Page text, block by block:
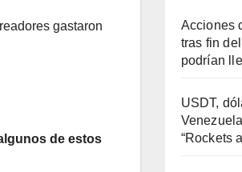
gastaron
de estos
Acciones
tras fin
podrían
USDT,
“Rockets